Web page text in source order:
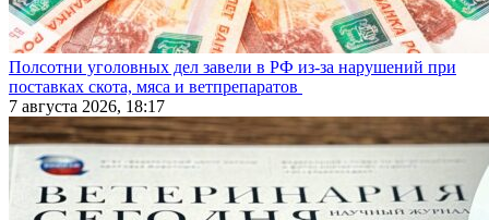
Полсотни уголовных дел завели в РФ из-за нарушений при
поставках скота, мяса и ветпрепаратов
7 августа 2026, 18:17